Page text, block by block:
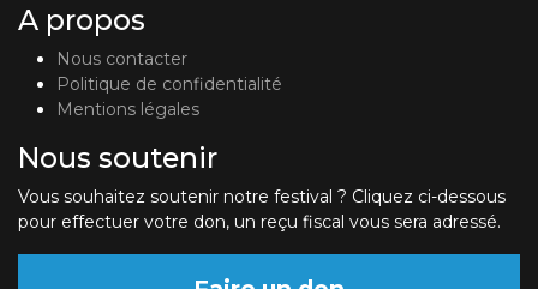
A propos
Nous contacter
Politique de confidentialité
Mentions légales
Nous soutenir
Vous souhaitez soutenir notre festival ? Cliquez ci-dessous
pour effectuer votre don, un reçu fiscal vous sera adressé.